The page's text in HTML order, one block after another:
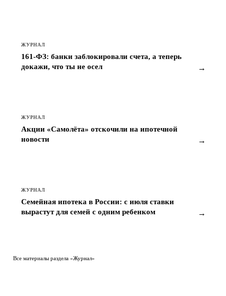
ЖУРНАЛ
161-ФЗ: банки заблокировали счета, а теперь
докажи, что ты не осел
→
ЖУРНАЛ
Акции «Самолёта» отскочили на ипотечной
новости
→
ЖУРНАЛ
Семейная ипотека в России: с июля ставки
вырастут для семей с одним ребенком
→
Все материалы раздела «Журнал»